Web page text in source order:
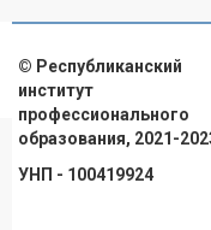
© Республиканский
институт
профессионального
образования, 2021-
УНП - 100419924